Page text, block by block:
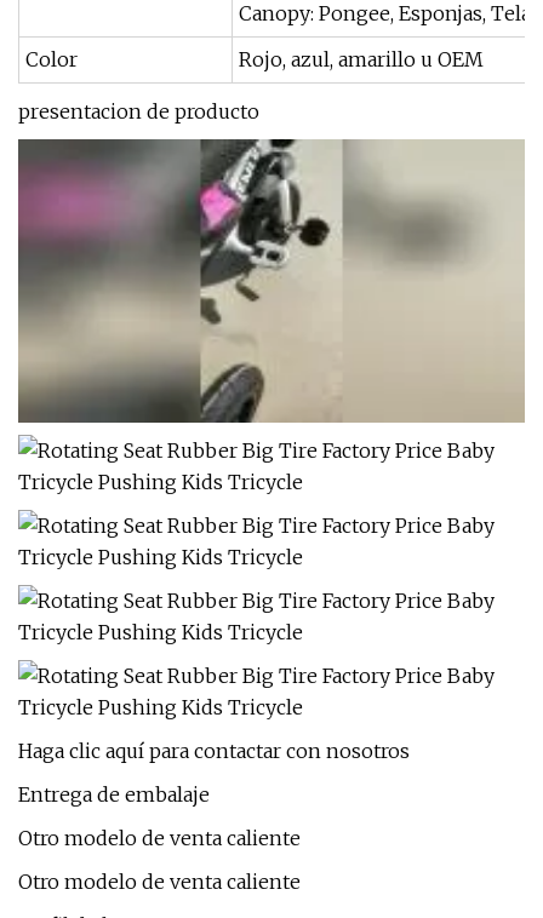
Canopy: Pongee, Esponjas, Tela
Color
Rojo, azul, amarillo u OEM
presentacion de producto
Haga clic aquí para contactar con nosotros
Entrega de embalaje
Otro modelo de venta caliente
Otro modelo de venta caliente